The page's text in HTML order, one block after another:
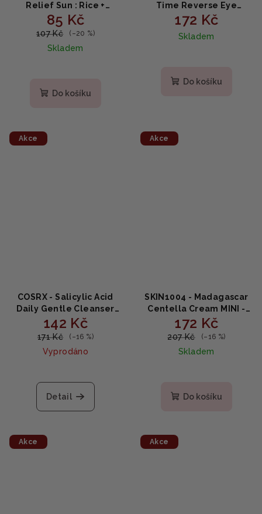
Relief Sun : Rice +
Probiotic SPF50+ PA++++
MINI 10ml
85 Kč
107 Kč (–20 %)
Skladem
Do košíku
Time Reverse Eye
Cream - Oční krém 9ml
172 Kč
Skladem
Do košíku
Akce
COSRX - Salicylic Acid
Daily Gentle Cleanser
MINI - jemný pěnový
čistič 50ml
142 Kč
171 Kč (–16 %)
Vyprodáno
Detail
Akce
SKIN1004 - Madagascar
Centella Cream MINI -
krém z čisté centelly
asijské 30ml
172 Kč
207 Kč (–16 %)
Skladem
Do košíku
Akce Akce